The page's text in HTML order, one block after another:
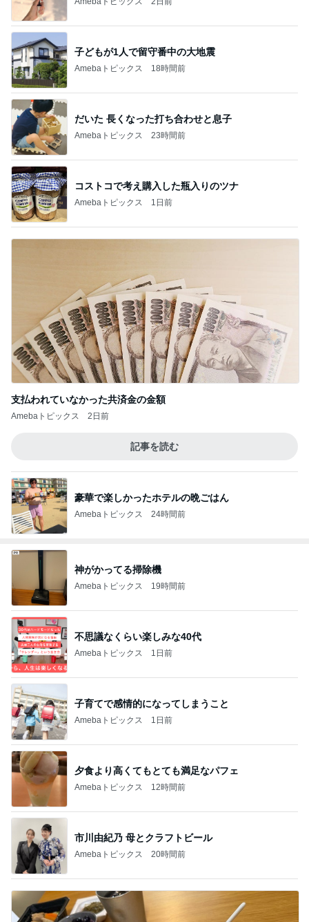
子どもが1人で留守番中の大地震
Amebaトピックス 18時間前
だいた 長くなった打ち合わせと息子
Amebaトピックス 23時間前
コストコで考え購入した瓶入りのツナ
Amebaトピックス 1日前
支払われていなかった共済金の金額
Amebaトピックス 2日前
記事を読む
豪華で楽しかったホテルの晩ごはん
Amebaトピックス 24時間前
神がかってる掃除機
Amebaトピックス 19時間前
不思議なくらい楽しみな40代
Amebaトピックス 1日前
子育てで感情的になってしまうこと
Amebaトピックス 1日前
夕食より高くてもとても満足なパフェ
Amebaトピックス 12時間前
市川由紀乃 母とクラフトビール
Amebaトピックス 20時間前